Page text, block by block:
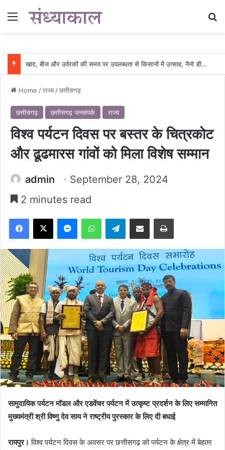
Menu
खाद, बीज और उर्वरकों की समय पर उपलब्धता से किसानों में उत्साह, नैनो डीएपी और नैनो यूरिया बने किसानों के भरोसेमंद कृषि साथी…..
Home /राज्य /छत्तीसगढ़
छत्तीसगढ़ छत्तीसगढ़ जनसंपर्क राज्य
विश्व पर्यटन दिवस पर बस्तर के चित्रकोट
और ढूढमारस गांवों को मिला विशेष सम्मान
admin
September 28, 2024
2 minutes read
Facebook
X MessengerWhatsAppTelegramShare via Email Print
सामुदायिक पर्यटन मॉडल और एडवेंचर पर्यटन में उत्कृष्ट प्रदर्शन के लिए सम्मानित
मुख्यमंत्री श्री विष्णु देव साय ने राष्ट्रीय पुरस्कार के लिए दी बधाई
रायपुर। विश्व पर्यटन दिवस के अवसर पर छत्तीसगढ़ को पर्यटन के क्षेत्र में बेहतर